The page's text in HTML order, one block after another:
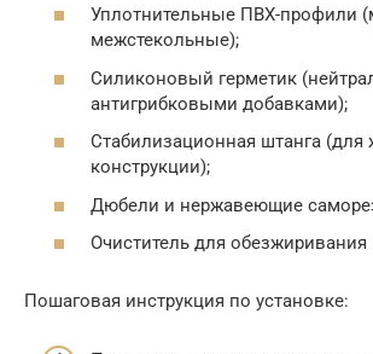
Уплотнительные ПВХ-профили
межстекольные);
Силиконовый герметик
антигрибковыми добавками);
Стабилизационная штанга (для
конструкции);
Дюбели и нержавеющие
Очиститель для обезжиривания
Пошаговая инструкция по установке: